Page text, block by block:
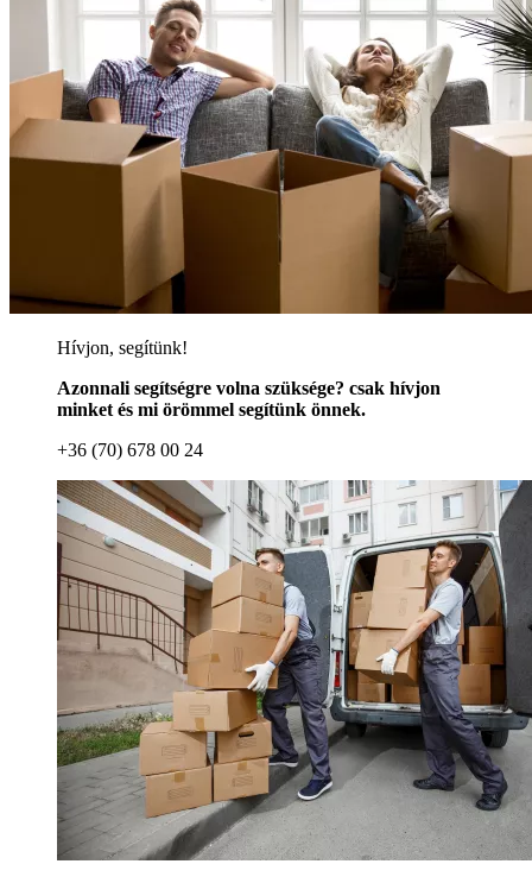
Hívjon, segítünk!
Azonnali segítségre volna szüksége? csak hívjon
minket és mi örömmel segítünk önnek.
+36 (70) 678 00 24